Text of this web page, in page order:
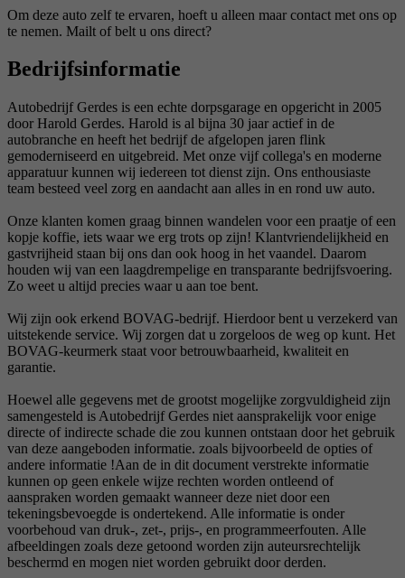
Om deze auto zelf te ervaren, hoeft u alleen maar contact met ons op
te nemen. Mailt of belt u ons direct?
Bedrijfsinformatie
Autobedrijf Gerdes is een echte dorpsgarage en opgericht in 2005
door Harold Gerdes. Harold is al bijna 30 jaar actief in de
autobranche en heeft het bedrijf de afgelopen jaren flink
gemoderniseerd en uitgebreid. Met onze vijf collega's en moderne
apparatuur kunnen wij iedereen tot dienst zijn. Ons enthousiaste
team besteed veel zorg en aandacht aan alles in en rond uw auto.
Onze klanten komen graag binnen wandelen voor een praatje of een
kopje koffie, iets waar we erg trots op zijn! Klantvriendelijkheid en
gastvrijheid staan bij ons dan ook hoog in het vaandel. Daarom
houden wij van een laagdrempelige en transparante bedrijfsvoering.
Zo weet u altijd precies waar u aan toe bent.
Wij zijn ook erkend BOVAG-bedrijf. Hierdoor bent u verzekerd van
uitstekende service. Wij zorgen dat u zorgeloos de weg op kunt. Het
BOVAG-keurmerk staat voor betrouwbaarheid, kwaliteit en
garantie.
Hoewel alle gegevens met de grootst mogelijke zorgvuldigheid zijn
samengesteld is Autobedrijf Gerdes niet aansprakelijk voor enige
directe of indirecte schade die zou kunnen ontstaan door het gebruik
van deze aangeboden informatie. zoals bijvoorbeeld de opties of
andere informatie !Aan de in dit document verstrekte informatie
kunnen op geen enkele wijze rechten worden ontleend of
aanspraken worden gemaakt wanneer deze niet door een
tekeningsbevoegde is ondertekend. Alle informatie is onder
voorbehoud van druk-, zet-, prijs-, en programmeerfouten. Alle
afbeeldingen zoals deze getoond worden zijn auteursrechtelijk
beschermd en mogen niet worden gebruikt door derden.